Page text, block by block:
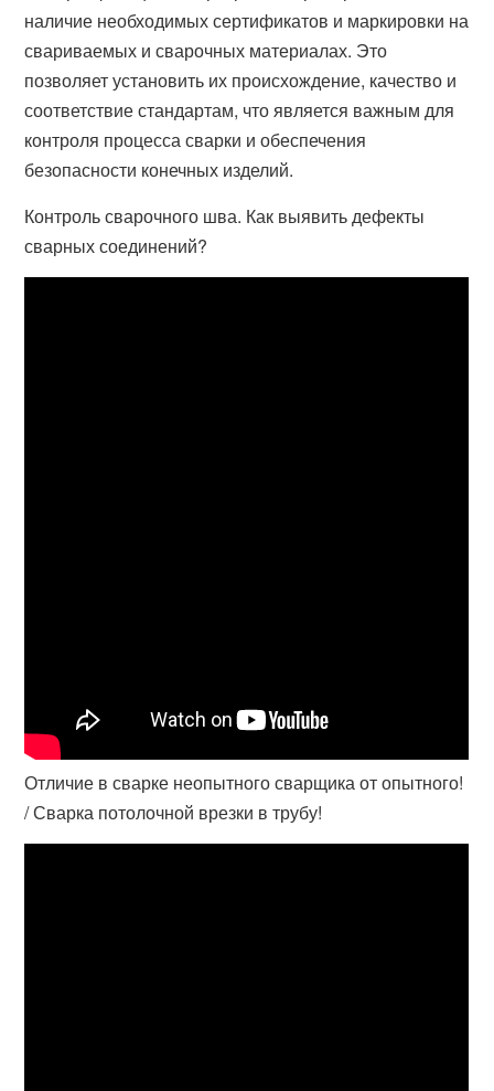
наличие необходимых сертификатов и маркировки на
свариваемых и сварочных материалах. Это
позволяет установить их происхождение, качество и
соответствие стандартам, что является важным для
контроля процесса сварки и обеспечения
безопасности конечных изделий.
Контроль сварочного шва. Как выявить дефекты
сварных соединений?
Отличие в сварке неопытного сварщика от опытного!
/ Сварка потолочной врезки в трубу!